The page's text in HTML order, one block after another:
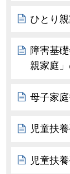
ひとり
障害基
親家庭
母子家
児童扶
児童扶